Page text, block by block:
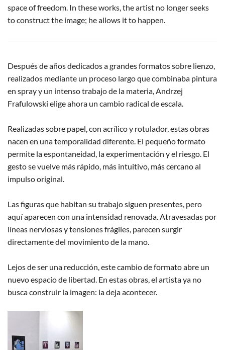
space of freedom. In these works, the artist no longer seeks
to construct the image; he allows it to happen.
Después de años dedicados a grandes formatos sobre lienzo,
realizados mediante un proceso largo que combinaba pintura
en spray y un intenso trabajo de la materia, Andrzej
Frafulowski elige ahora un cambio radical de escala.
Realizadas sobre papel, con acrílico y rotulador, estas obras
nacen en una temporalidad diferente. El pequeño formato
permite la espontaneidad, la experimentación y el riesgo. El
gesto se vuelve más rápido, más intuitivo, más cercano al
impulso original.
Las figuras que habitan su trabajo siguen presentes, pero
aquí aparecen con una intensidad renovada. Atravesadas por
líneas nerviosas y tensiones frágiles, parecen surgir
directamente del movimiento de la mano.
Lejos de ser una reducción, este cambio de formato abre un
nuevo espacio de libertad. En estas obras, el artista ya no
busca construir la imagen: la deja acontecer.